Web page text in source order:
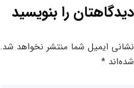
دیدگاهتان را بنویسید
نشانی ایمیل شما منتشر نخواهد شد.
شده‌اند *